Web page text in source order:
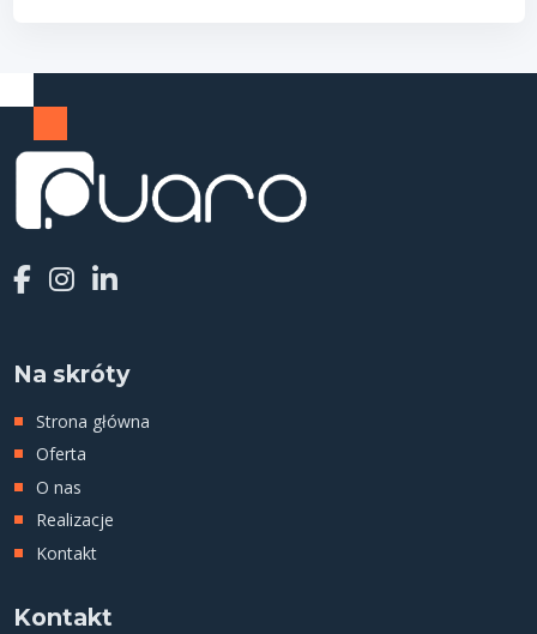
Na skróty
Strona główna
Oferta
O nas
Realizacje
Kontakt
Kontakt